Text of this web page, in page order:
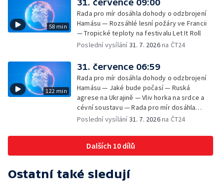
58 min
31. července 09:00
Rada pro mír dosáhla dohody o odzbrojení
Hamásu — Rozsáhlé lesní požáry ve Francii
— Tropické teploty na festivalu Let It Roll
Poslední vysílání31. 7. 2026na ČT24
122 min
31. července 06:59
Rada pro mír dosáhla dohody o odzbrojení
Hamásu — Jaké bude počasí — Ruská
agrese na Ukrajině — Vliv horka na srdce a
cévní soustavu — Rada pro mír dosáhla
dohody o odzbrojení Hamásu — Dokument
začíná výplata superdávky — Tropické
teploty zatěžují i volně žijící zvířata
Poslední vysílání31. 7. 2026na ČT24
Dalších 10 dílů
Ostatní také sledují